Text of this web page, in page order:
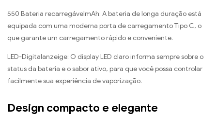
550 Bateria recarregávelmAh: A bateria de longa duração está
equipada com uma moderna porta de carregamento Tipo C, o
que garante um carregamento rápido e conveniente.
LED-Digitalanzeige: O display LED claro informa sempre sobre o
status da bateria e o sabor ativo, para que você possa controlar
facilmente sua experiência de vaporização.
Design compacto e elegante